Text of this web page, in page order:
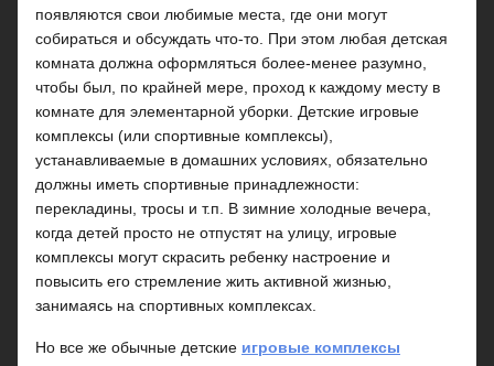
появляются свои любимые места, где они могут
собираться и обсуждать что-то. При этом любая детская
комната должна оформляться более-менее разумно,
чтобы был, по крайней мере, проход к каждому месту в
комнате для элементарной уборки. Детские игровые
комплексы (или спортивные комплексы),
устанавливаемые в домашних условиях, обязательно
должны иметь спортивные принадлежности:
перекладины, тросы и т.п. В зимние холодные вечера,
когда детей просто не отпустят на улицу, игровые
комплексы могут скрасить ребенку настроение и
повысить его стремление жить активной жизнью,
занимаясь на спортивных комплексах.
Но все же обычные детские игровые комплексы